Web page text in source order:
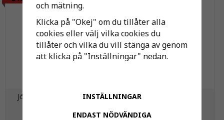
Jönåker Ändnock Början
Jönåker X-nock Vågrät
och mätning.
Klicka på "Okej" om du tillåter alla
cookies eller välj vilka cookies du
tillåter och vilka du vill stänga av genom
att klicka på "Inställningar" nedan.
INSTÄLLNINGAR
ENDAST NÖDVÄNDIGA